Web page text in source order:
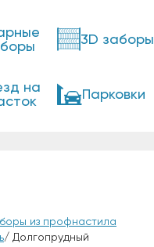
3D заборы
на
Парковки
из профнастила
/ Долгопрудный